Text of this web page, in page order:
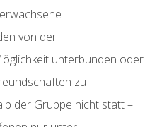
von der
unterbunden oder
zu
der Gruppe nicht statt –